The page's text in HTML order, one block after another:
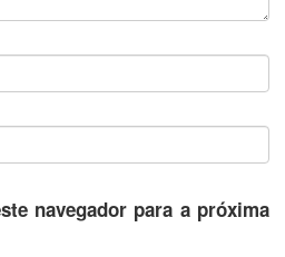
navegador para a próxima